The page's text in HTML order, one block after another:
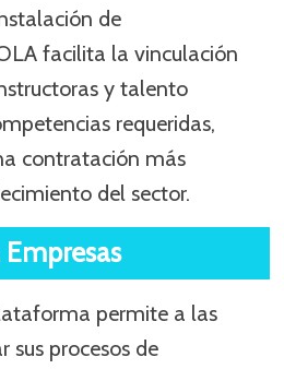
de
facilita la vinculación
y talento
requeridas,
contratación más
del sector.
permite a las
sus procesos de